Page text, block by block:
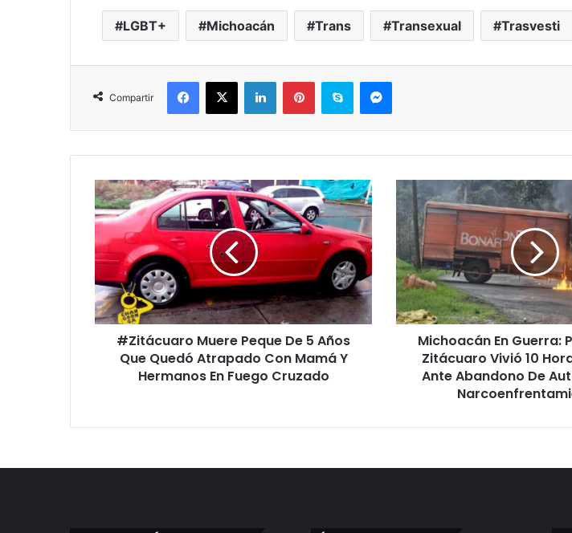
LGBT+ Michoacán Trans Transexual Trasvesti
Compartir
Facebook
X LinkedInPinterestSkype Messenger
#Zitácuaro
Muere
Peque
De
5
Que
Quedó
Atrapado
Mamá
#Zitácuaro Muere Peque De 5 Años
Que Quedó Atrapado Con Mamá Y
Hermanos En Fuego Cruzado
Michoacán
En
Guerra:
Población
De
Zitácuaro
Vivió
10
Horas
Terror
Michoacán En Guerra:
Zitácuaro Vivió 10
Ante Abandono De